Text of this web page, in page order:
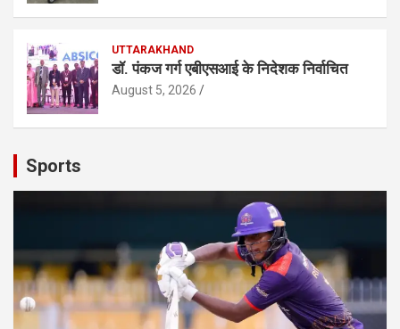
UTTARAKHAND
डॉ. पंकज गर्ग एबीएसआई के निदेशक निर्वाचित
August 5, 2026
Sports